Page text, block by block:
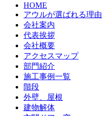
HOME
アウルが選ばれる理由
会社案内
代表挨拶
会社概要
アクセスマップ
部門紹介
施工事例一覧
階段
外壁、屋根
建物解体